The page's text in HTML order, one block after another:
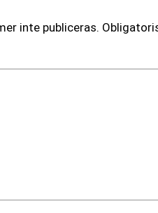
inte publiceras.